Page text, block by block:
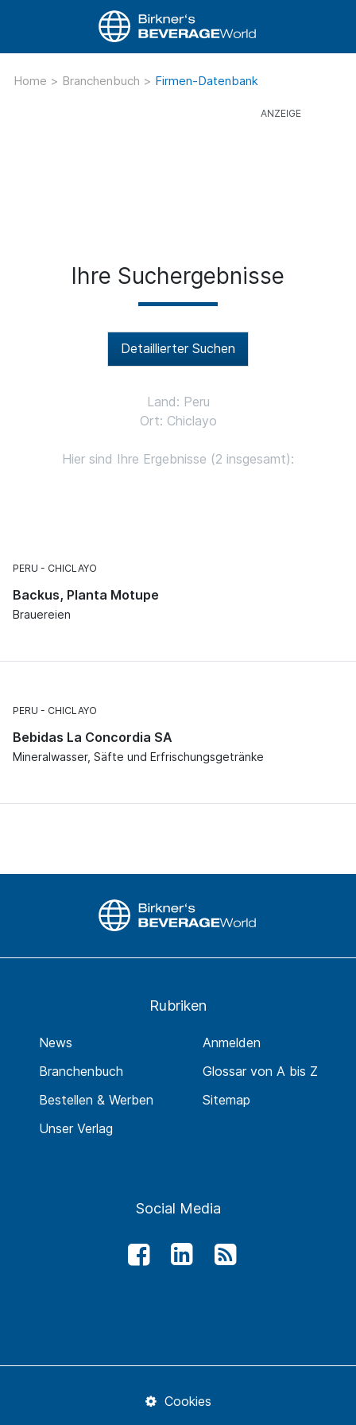
Home > Branchenbuch > Firmen-Datenbank
Ihre Suchergebnisse
Detaillierter Suchen
Land: Peru
Ort: Chiclayo
Hier sind Ihre Ergebnisse (2 insgesamt):
PERU CHICLAYO
Backus, Planta Motupe
Brauereien
PERU CHICLAYO
Bebidas La Concordia SA
Mineralwasser, Säfte und Erfrischungsgetränke
Rubriken
News
Branchenbuch
Bestellen & Werben
Unser Verlag
Anmelden
Glossar von A bis Z
Sitemap
Social Media
Cookies